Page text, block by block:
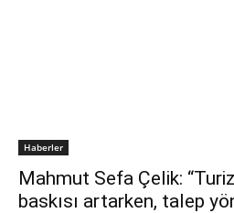
Haberler
Mahmut Sefa Çelik:
baskısı artarken, talep